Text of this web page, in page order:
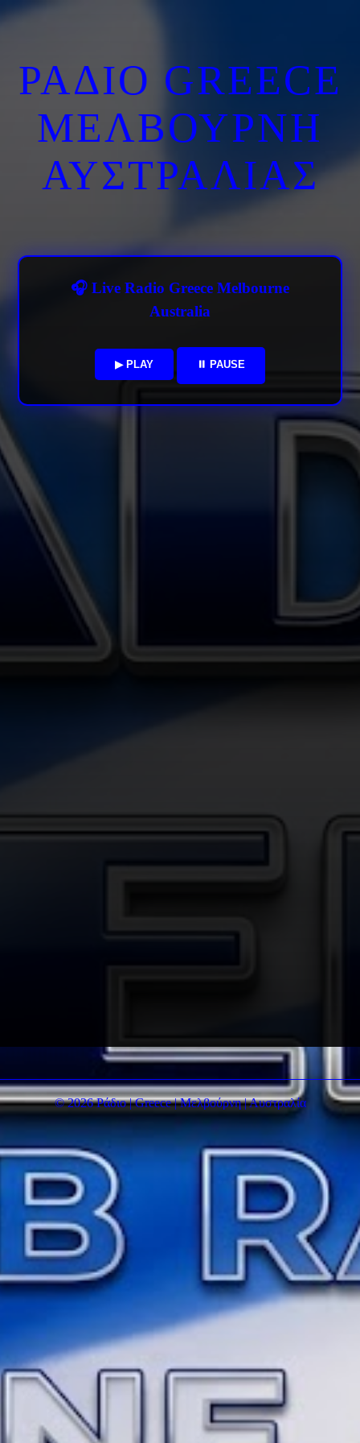
ΡΑΔΙΟ GREECE
ΜΕΛΒΟΥΡΝΗ
ΑΥΣΤΡΑΛΙΑΣ
🎧 Live Radio Greece Melbourne
Australia
▶ PLAY ⏸ PAUSE
© 2026 Ράδιο | Greece | Μελβούρνη | Αυστραλία